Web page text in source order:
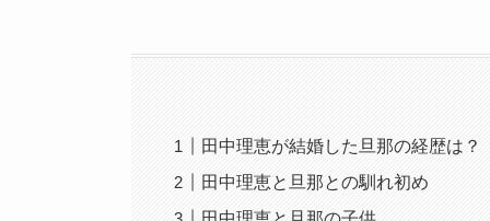
田中理恵が結婚した旦那の経歴は？
田中理恵と旦那との馴れ初め